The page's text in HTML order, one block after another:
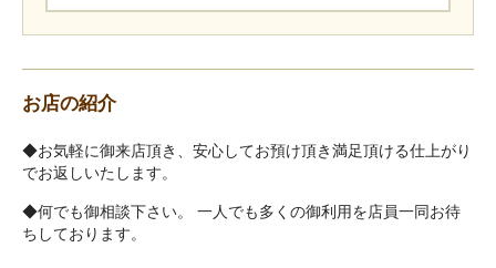
お店の紹介
◆お気軽に御来店頂き、安心してお預け頂き満足頂ける仕上がり
でお返しいたします。
◆何でも御相談下さい。 一人でも多くの御利用を店員一同お待
ちしております。